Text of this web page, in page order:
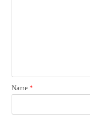
Name *